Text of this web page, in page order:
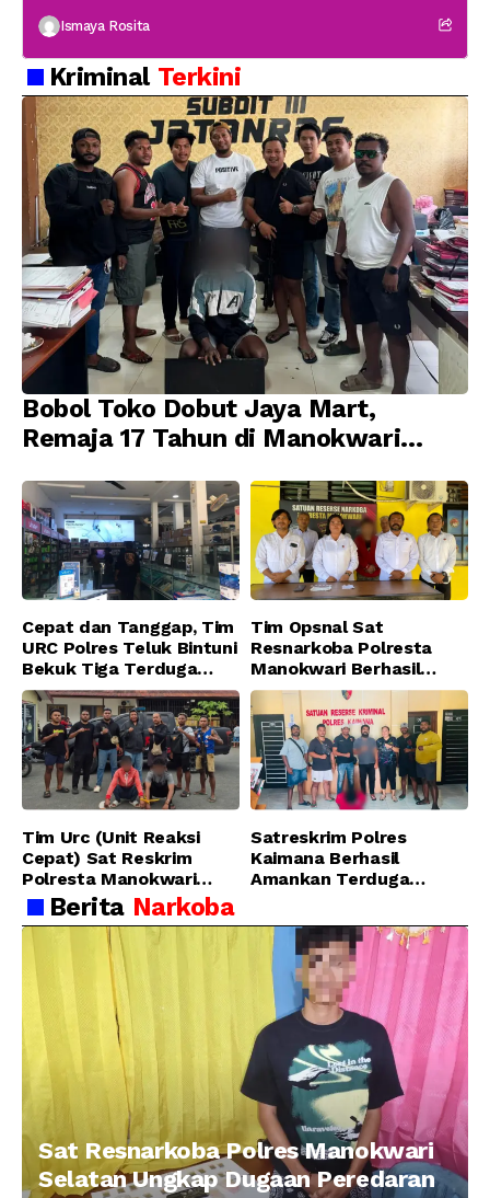
Ismaya Rosita
Kriminal Terkini
Bobol Toko Dobut Jaya Mart,
Remaja 17 Tahun di Manokwari
Jatanras Polda Papua Barat
Cepat dan Tanggap, Tim
URC Polres Teluk Bintuni
Bekuk Tiga Terduga
Pelaku Pencurian di SMA
Sanawesen
Tim Opsnal Sat
Resnarkoba Polresta
Manokwari Berhasil
Ungkap Kasus Tindak
Pidana Narkotika
Golongan I Jenis Shabu
di SP 4 Distrik Prafi kab.
Manokwari
Tim Urc (Unit Reaksi
Cepat) Sat Reskrim
Polresta Manokwari
Berhasil Tangkap 2
Pelaku Pengeroyokan di
Taman Ria kab.
Manokwari
Satreskrim Polres
Kaimana Berhasil
Amankan Terduga
Tajam
Berita Narkoba
Sat Resnarkoba Polres Manokwari
Selatan Ungkap Dugaan Peredaran